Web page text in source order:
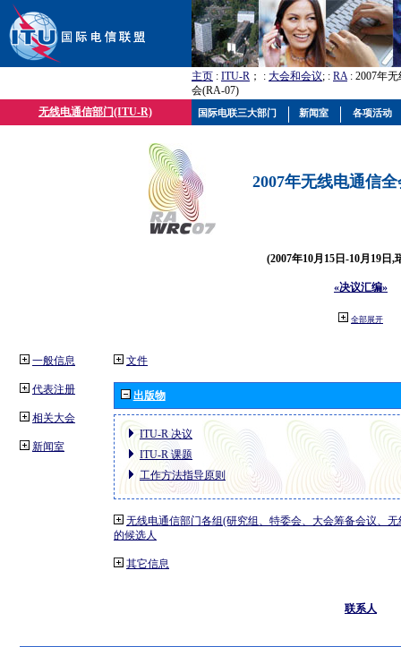
主页 : ITU-R ； : 大会和会议; : RA: 2007年
会(RA-07)
无线电通信部门(ITU-R)
2007年无线电通信
(2007年10月15日-10月19日,
«决议汇编»
全部展开
一般信息
代表注册
相关大会
新闻室
文件
出版物
ITU-R 决议
ITU-R 课题
工作方法指导原则
无线电通信部门各组(研究组、特委会、大会筹备会议、
的候选人
其它信息
联系人
国际电联三大部门 新闻室 各项活动